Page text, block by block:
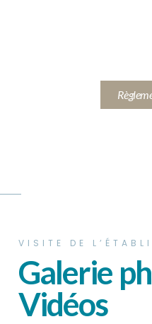
VISITE DE
Galerie
Vidéos